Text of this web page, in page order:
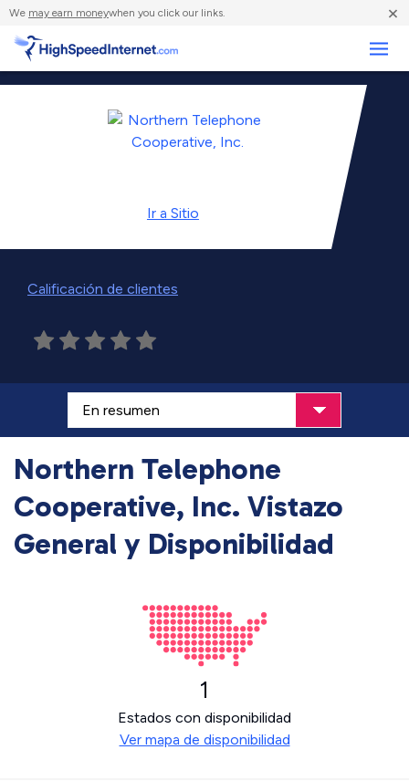
We may earn moneywhen you click our links. ×
Ir a Sitio
Calificación de clientes
Northern Telephone
Cooperative, Inc. Vistazo
General y Disponibilidad
1
Estados con disponibilidad
Ver mapa de disponibilidad